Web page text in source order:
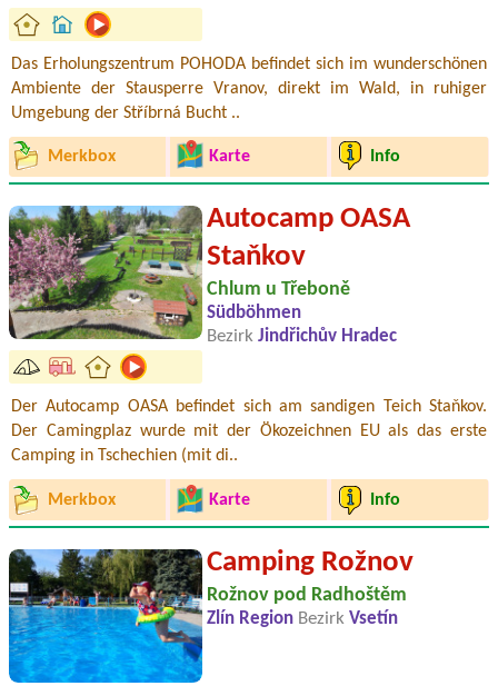
Das Erholungszentrum POHODA befindet sich im wunderschönen
Ambiente der Stausperre Vranov, direkt im Wald, in ruhiger
Umgebung der Stříbrná Bucht ..
Merkbox Karte Info
Autocamp OASA
Staňkov
Chlum u Třeboně
Südböhmen
Bezirk Jindřichův Hradec
Der Autocamp OASA befindet sich am sandigen Teich Staňkov.
Der Camingplaz wurde mit der Ökozeichnen EU als das erste
Camping in Tschechien (mit di..
Merkbox Karte Info
Camping Rožnov
Rožnov pod Radhoštěm
Zlín Region Bezirk Vsetín